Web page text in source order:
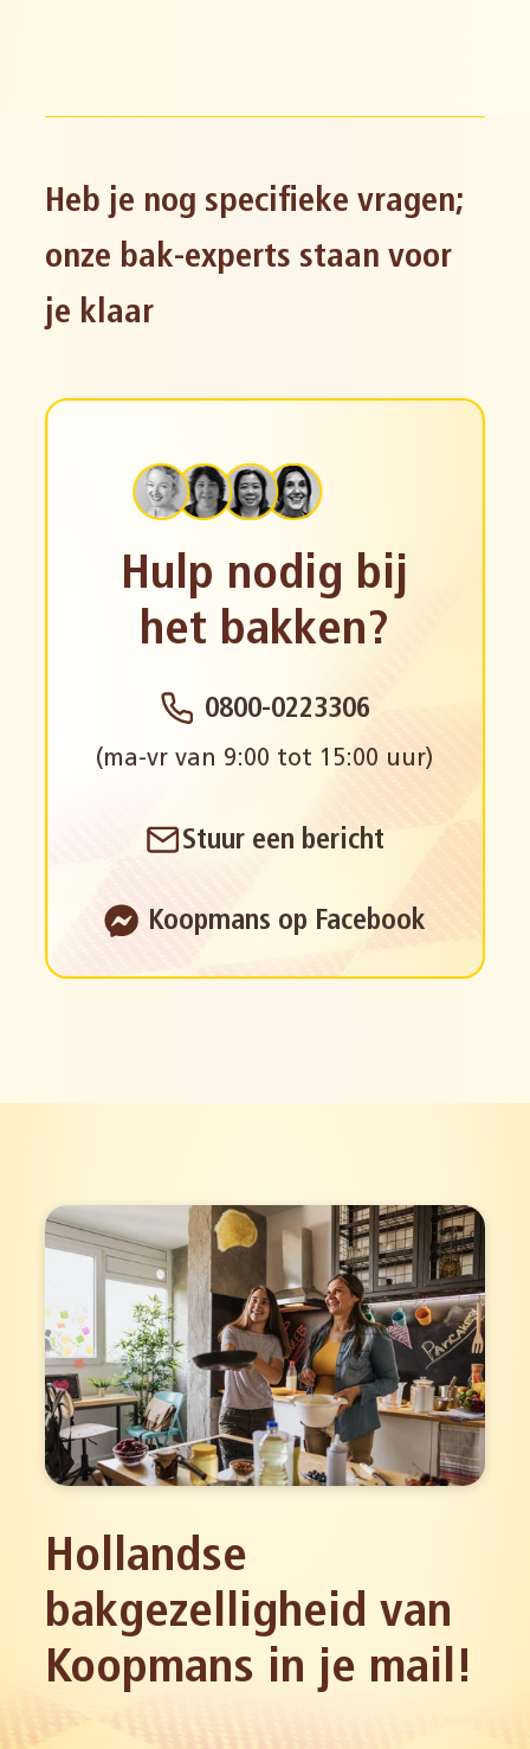
Heb je nog specifieke vragen;
onze bak-experts staan voor
je klaar
Hulp nodig bij
het bakken?
0800-0223306
(ma-vr van 9:00 tot 15:00 uur)
Stuur een bericht
Koopmans op Facebook
Hollandse
bakgezelligheid van
Koopmans in je mail!